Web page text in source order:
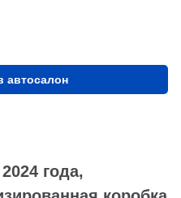
автосалон
года,